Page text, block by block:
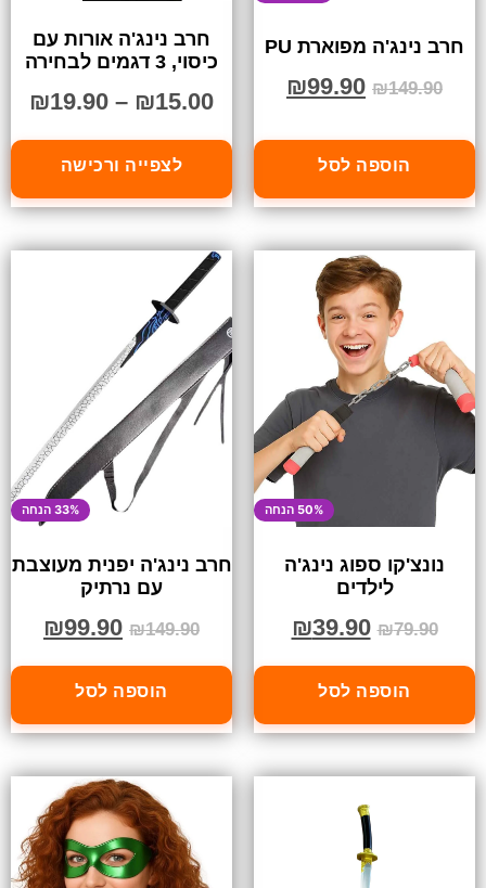
חרב נינג'ה מפוארת PU
₪149.90
₪99.90
הוספה לסל
חרב נינג'ה אורות עם
כיסוי, 3 דגמים לבחירה
₪15.00
–
₪19.90
לצפייה ורכישה
50% הנחה
נונצ'קו ספוג נינג'ה
לילדים
₪79.90
₪39.90
הוספה לסל
33% הנחה
חרב נינג'ה יפנית מעוצבת
עם נרתיק
₪149.90
₪99.90
הוספה לסל